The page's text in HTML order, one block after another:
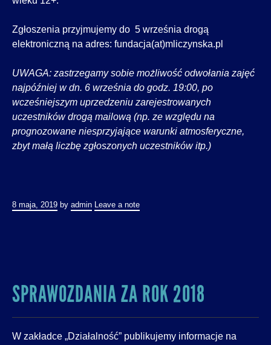
Zgłoszenia przyjmujemy do 5 września drogą
elektroniczną na adres: fundacja(at)mliczynska.pl
UWAGA: zastrzegamy sobie możliwość odwołania zajęć
najpóźniej w dn. 6 września do godz. 19:00, po
wcześniejszym uprzedzeniu zarejestrowanych
uczestników drogą mailową (np. ze względu na
prognozowane niesprzyjające warunki atmosferyczne,
zbyt małą liczbę zgłoszonych uczestników itp.)
8 maja, 2019 by admin Leave a note
SPRAWOZDANIA ZA ROK 2018
W zakładce „Działalność” publikujemy informacje na